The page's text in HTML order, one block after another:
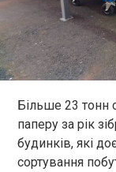
Більше 23 тонн
паперу за рік
будинків, які
сортування